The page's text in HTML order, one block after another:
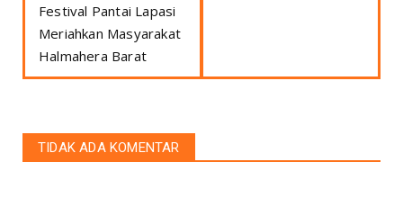
Festival Pantai Lapasi
Meriahkan Masyarakat
Halmahera Barat
TIDAK ADA KOMENTAR